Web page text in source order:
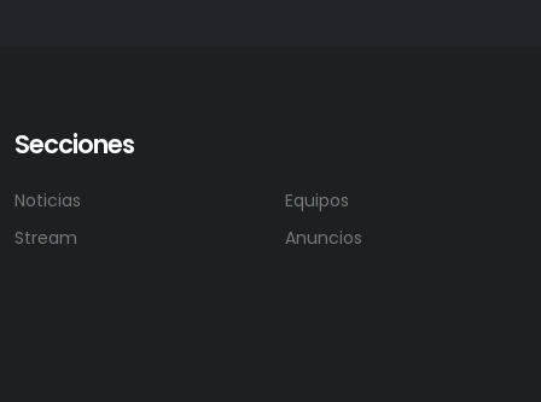
Secciones
Noticias
Stream
Equipos
Anuncios